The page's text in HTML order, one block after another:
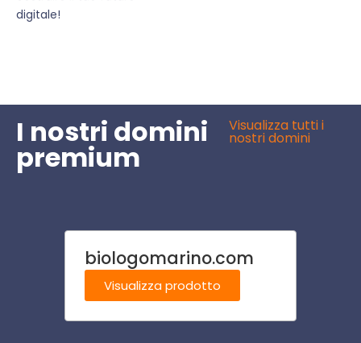
digitale!
I nostri domini
premium
Visualizza tutti i
nostri domini
biologomarino.com
Visualizza prodotto